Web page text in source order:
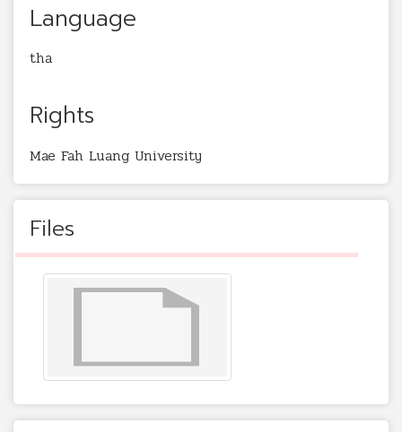
Language
tha
Rights
Mae Fah Luang University
Files